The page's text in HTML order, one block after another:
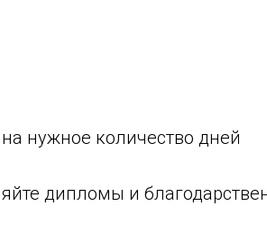
нужное количество дней
дипломы и